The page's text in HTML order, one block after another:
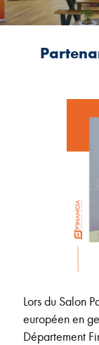
Lors du Salon
européen en
Département